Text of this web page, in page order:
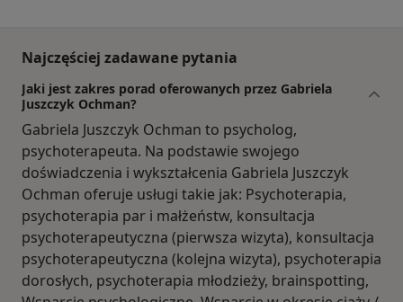
Najczęściej zadawane pytania
Jaki jest zakres porad oferowanych przez Gabriela
Juszczyk Ochman?
Gabriela Juszczyk Ochman to psycholog,
psychoterapeuta. Na podstawie swojego
doświadczenia i wykształcenia Gabriela Juszczyk
Ochman oferuje usługi takie jak: Psychoterapia,
psychoterapia par i małżeństw, konsultacja
psychoterapeutyczna (pierwsza wizyta), konsultacja
psychoterapeutyczna (kolejna wizyta), psychoterapia
dorosłych, psychoterapia młodzieży, brainspotting,